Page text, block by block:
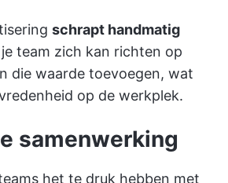
schrapt handmatig
team zich kan richten op
die waarde toevoegen, wat
op de werkplek.
samenwerking
het te druk hebben met